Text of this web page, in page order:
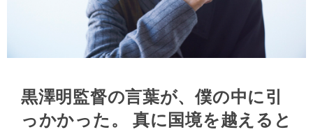
黒澤明監督の言葉が、僕の中に引
っかかった。
真に国境を越えると